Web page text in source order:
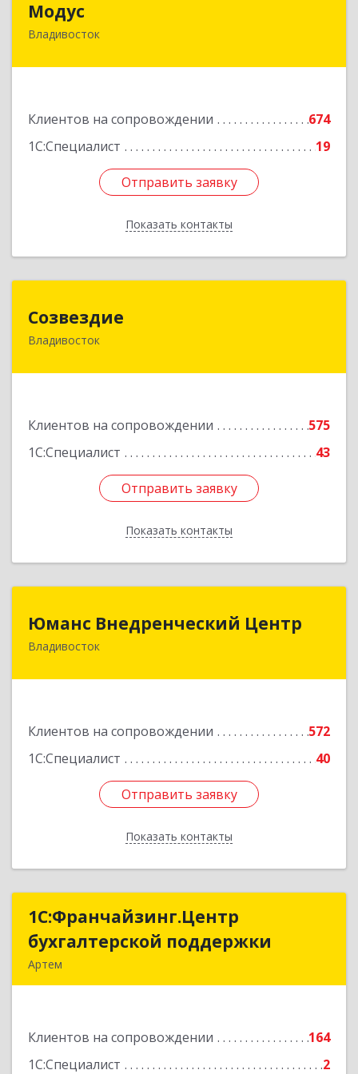
Модус
Владивосток
Клиентов на сопровождении
674
1С:Специалист
19
Отправить заявку
Показать контакты
690091, Приморский край, Владивосток г, ул.
Отправить заявку
Назад
Созвездие
Владивосток
Клиентов на сопровождении
575
1С:Специалист
43
Отправить заявку
Показать контакты
690069, Приморский край, Владивосток г,
Отправить заявку
Назад
Юманс Внедренческий Центр
Владивосток
Клиентов на сопровождении
572
1С:Специалист
40
Отправить заявку
Показать контакты
Юманс Внедренческий Центр
690014, Приморский край, Владивосток г,
Отправить заявку
Назад
1С:Франчайзинг.Центр
бухгалтерской поддержки
Артем
Клиентов на сопровождении
164
1С:Специалист
2
1С:Франчайзинг.Центр
бухгалтерской поддержки
Подробнее